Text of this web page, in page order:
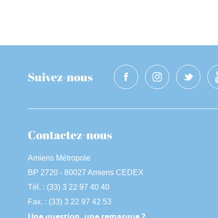
Suivez-nous
Contactez-nous
Amiens Métropole
BP 2720 - 80027 Amiens CEDEX
Tél. : (33) 3 22 97 40 40
Fax. : (33) 3 22 97 42 53